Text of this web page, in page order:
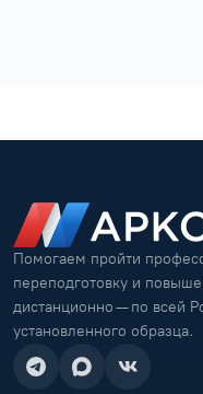
Помогаем пройти
переподготовку и
дистанционно — по всей
установленного образца.